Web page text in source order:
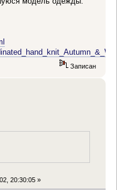
Записан
20:30:05 »